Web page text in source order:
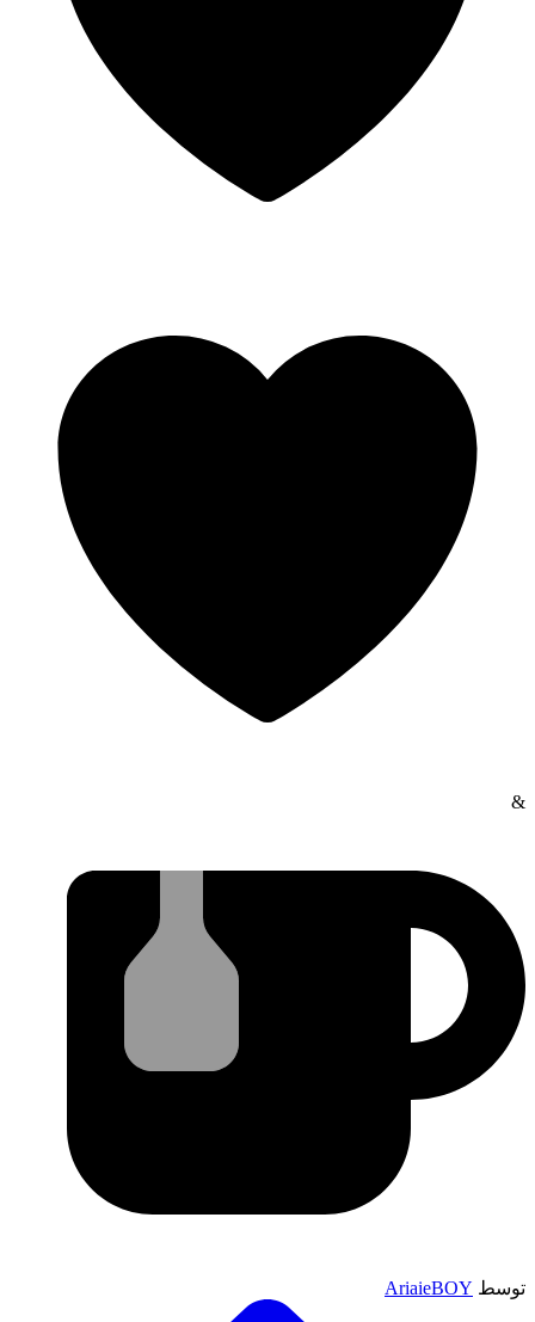
&
توسط AriaieBOY